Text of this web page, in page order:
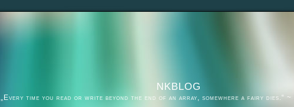
nkblog
„Every time you read or write beyond the end of an array, somewhere a fairy dies.“